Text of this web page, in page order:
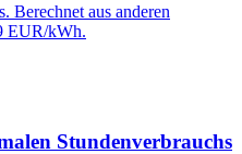
Berechnet aus anderen
EUR/kWh.
Stundenverbrauchs